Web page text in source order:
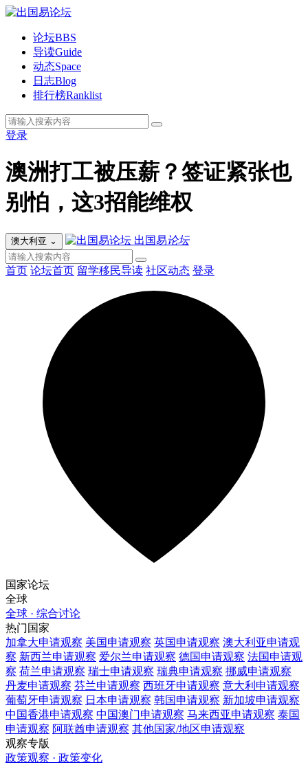
论坛BBS
导读Guide
动态Space
日志Blog
排行榜Ranklist
登录
澳洲打工被压薪？签证紧张也
别怕，这3招能维权
澳大利亚 ⌄ 出国易论坛
首页 论坛首页 留学移民导读 社区动态 登录
国家论坛
全球
全球 · 综合讨论
热门国家
加拿大申请观察 美国申请观察 英国申请观察 澳大利亚申请观
察 新西兰申请观察 爱尔兰申请观察 德国申请观察 法国申请观
察 荷兰申请观察 瑞士申请观察 瑞典申请观察 挪威申请观察
丹麦申请观察 芬兰申请观察 西班牙申请观察 意大利 申请观察
葡萄牙申请观察 日本申请观察 韩国申请观察 新加坡申请观察
中国香港申请观察 中国澳门申请观察 马来西亚申请观察 泰国
申请观察 阿联酋申请观察 其他国家/地区申请观察
观察专版
政策观察 · 政策变化